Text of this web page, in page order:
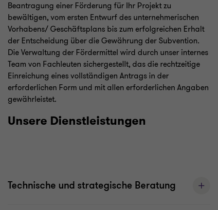
Beantragung einer Förderung für Ihr Projekt zu
bewältigen, vom ersten Entwurf des unternehmerischen
Vorhabens/ Geschäftsplans bis zum erfolgreichen Erhalt
der Entscheidung über die Gewährung der Subvention.
Die Verwaltung der Fördermittel wird durch unser internes
Team von Fachleuten sichergestellt, das die rechtzeitige
Einreichung eines vollständigen Antrags in der
erforderlichen Form und mit allen erforderlichen Angaben
gewährleistet.
Unsere Dienstleistungen
Technische und strategische Beratung